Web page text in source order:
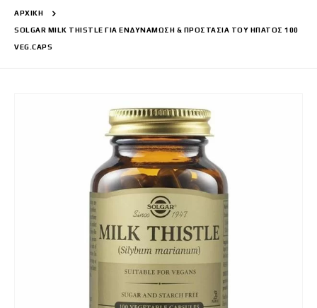
ΑΡΧΙΚΉ
SOLGAR MILK THISTLE ΓΙΑ ΕΝΔΥΝΆΜΩΣΗ & ΠΡΟΣΤΑΣΊΑ ΤΟΥ ΉΠΑΤΟΣ 100
VEG.CAPS